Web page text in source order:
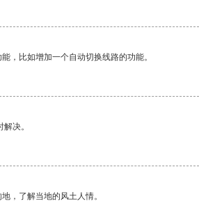
，比如增加一个自动切换线路的功能。
决。
，了解当地的风土人情。